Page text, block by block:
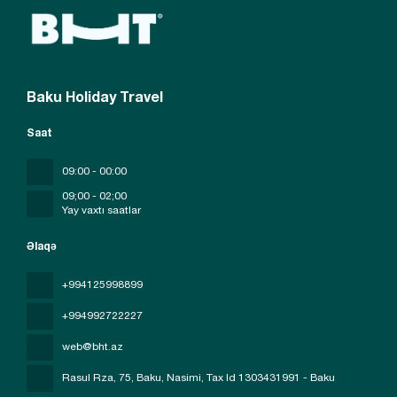
Baku Holiday Travel
Əlaqə
+994125998899
+994992722227
web@bht.az
Rasul Rza, 75, Baku, Nasimi, Tax Id 1303431991 - Baku
Saat
09:00 - 00:00
09;00 - 02;00
Yay vaxtı saatlar